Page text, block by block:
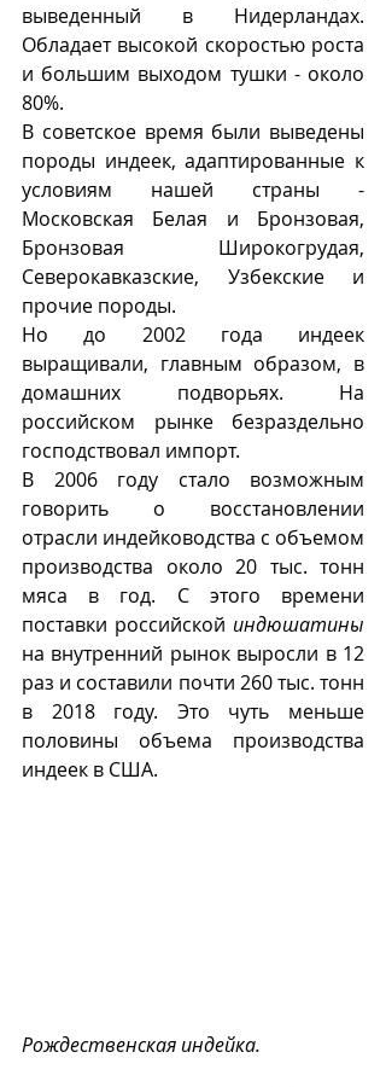
выведенный в Нидерландах.
Обладает высокой скоростью роста
и большим выходом тушки - около
80%.
В советское время были выведены
породы индеек, адаптированные к
условиям нашей страны -
Московская Белая и Бронзовая,
Бронзовая Широкогрудая,
Северокавказские, Узбекские и
прочие породы.
Но до 2002 года индеек
выращивали, главным образом, в
домашних подворьях. На
российском рынке безраздельно
господствовал импорт.
В 2006 году стало возможным
говорить о восстановлении
отрасли индейководства с объемом
производства около 20 тыс. тонн
мяса в год. С этого времени
поставки российской индюшатины
на внутренний рынок выросли в 12
раз и составили почти 260 тыс. тонн
в 2018 году. Это чуть меньше
половины объема производства
индеек в США.
Рождественская индейка.